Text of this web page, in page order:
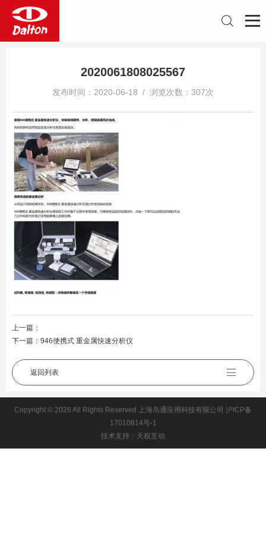
2020061808025567
发布时间：2020-06-18 / 浏览次数：307次
上一篇：
下一篇： 946便携式 重金属快速分析仪
返回列表
Copyright © 2026 All Rights Reserved 上海岛通应用科技有限公司 沪ICP备
17010814号-1
技术支持：天权互动